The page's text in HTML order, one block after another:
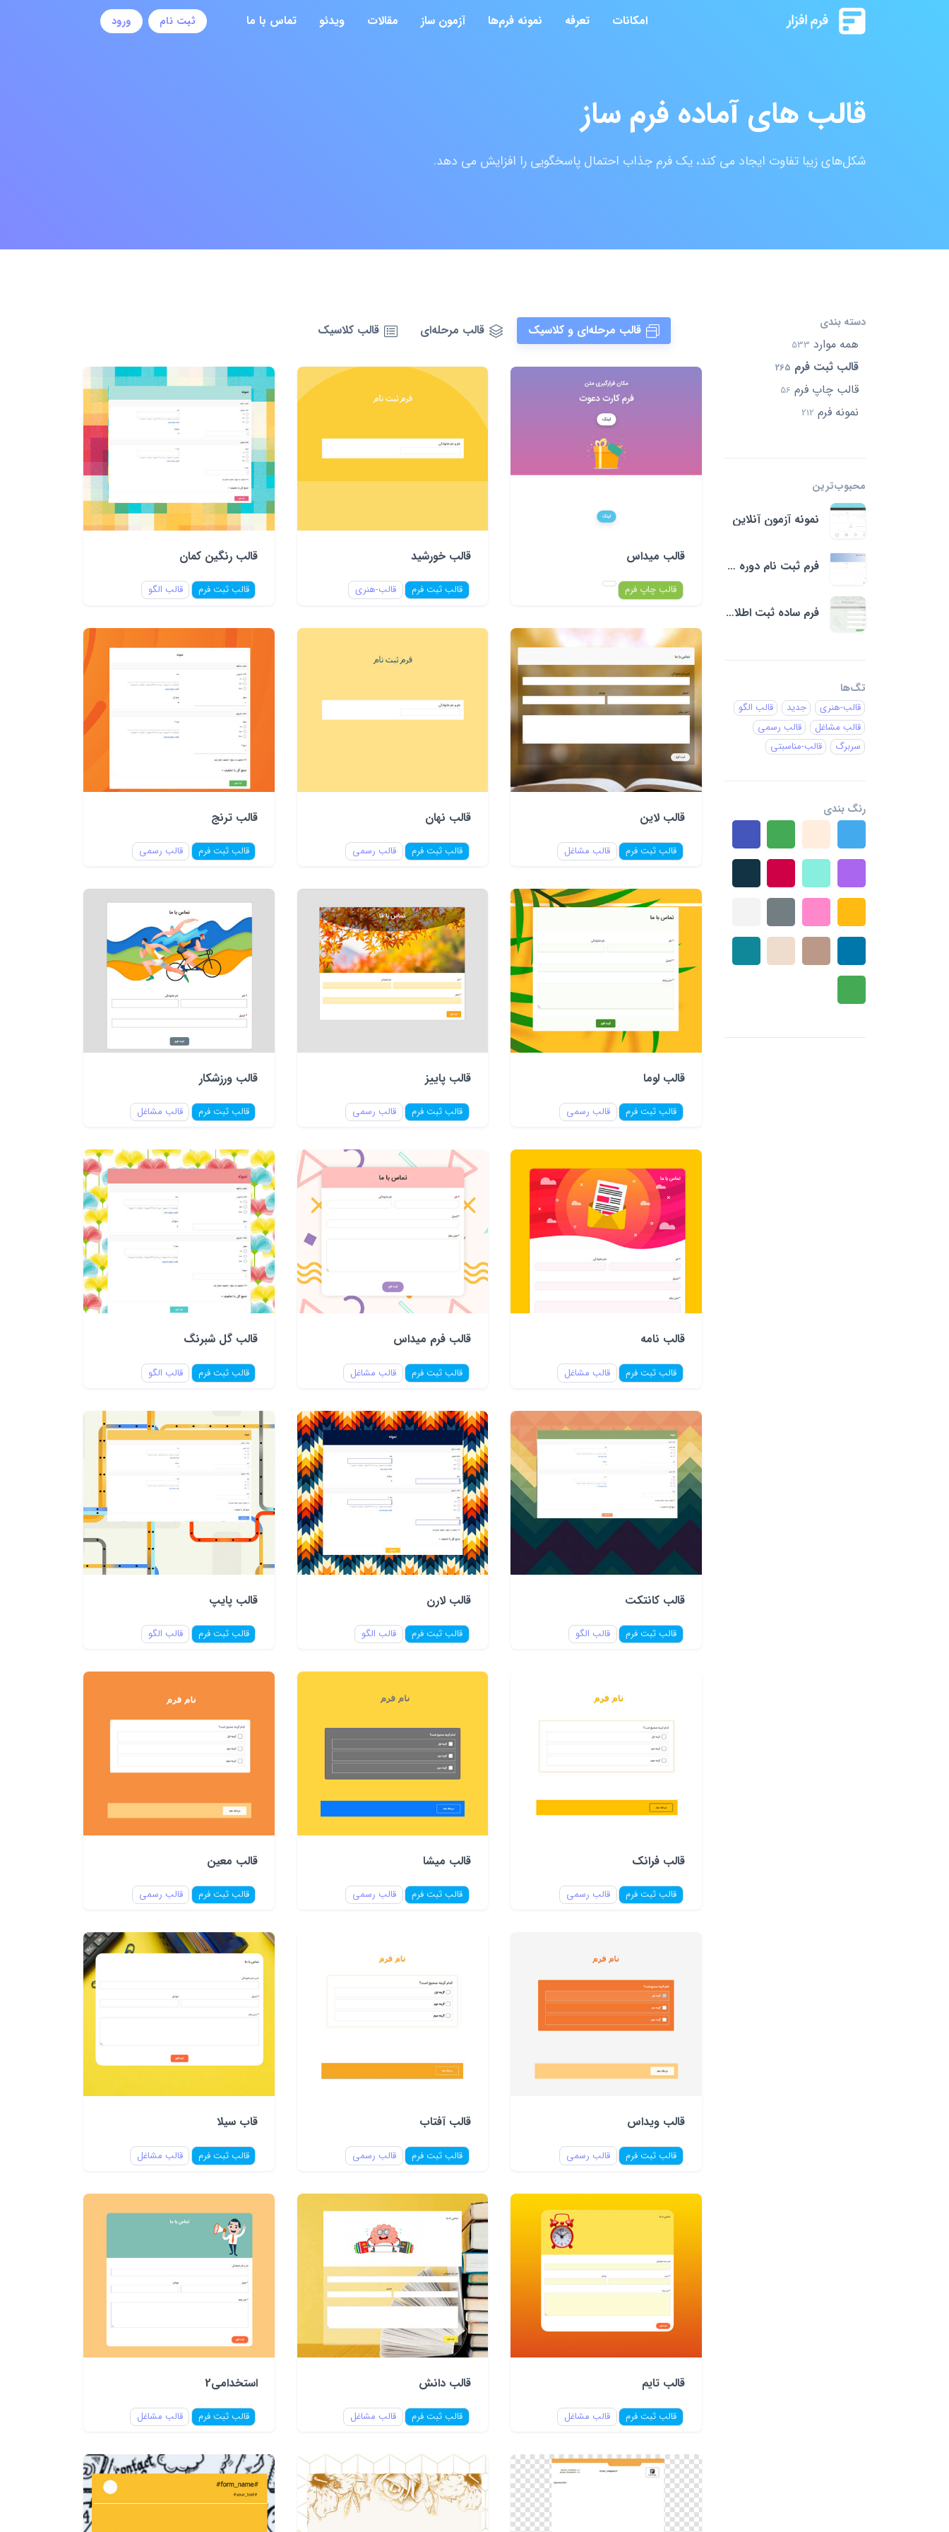
امکانات تعرفه نمونه فرم‌ها آزمون ساز مقالات ویدئو تماس با ما ثبت نام ورود
قالب های آماده فرم ساز
شکل‌های زیبا تفاوت ایجاد می کند، یک فرم جذاب احتمال پاسخگویی را افزایش می دهد.
قالب مرحله‌ای و کلاسیک قالب مرحله‌ای قالب کلاسیک
قالب میداس
قالب چاپ فرم
قالب خورشید
قالب ثبت فرم قالب-هنری
قالب رنگین کمان
قالب ثبت فرم قالب الگو
قالب لاین
قالب ثبت فرم قالب مشاغل
قالب نهان
قالب ثبت فرم قالب رسمی
قالب ترنج
قالب ثبت فرم قالب رسمی
قالب لوما
قالب ثبت فرم قالب رسمی
قالب پاییز
قالب ثبت فرم قالب رسمی
قالب ورزشکار
قالب ثبت فرم قالب مشاغل
قالب نامه
قالب ثبت فرم قالب مشاغل
قالب فرم میداس
قالب ثبت فرم قالب مشاغل
قالب گل شبرنگ
قالب ثبت فرم قالب الگو
قالب کانتکت
قالب ثبت فرم قالب الگو
قالب لارن
قالب ثبت فرم قالب الگو
قالب پایپ
قالب ثبت فرم قالب الگو
قالب فرانک
قالب ثبت فرم قالب رسمی
قالب میشا
قالب ثبت فرم قالب رسمی
قالب معین
قالب ثبت فرم قالب رسمی
قالب ویداس
قالب ثبت فرم قالب رسمی
قالب آفتاب
قالب ثبت فرم قالب رسمی
قاب سیلا
قالب ثبت فرم قالب مشاغل
قالب تایم
قالب ثبت فرم قالب مشاغل
قالب دانش
قالب ثبت فرم قالب مشاغل
استخدامی2
قالب ثبت فرم قالب مشاغل
دسته بندی
همه موارد 533
قالب ثبت فرم 265
قالب چاپ فرم 56
نمونه فرم 212
محبوب‌ترین‌
نمونه آزمون آنلاین
فرم ثبت نام دوره آموزش
فرم ساده ثبت اطلاعات فاکتور
تگ‌ها
قالب-هنری جدید
قالب الگو
قالب مشاغل
قالب رسمی
سربرگ
قالب-مناسبتی
رنگ بندی